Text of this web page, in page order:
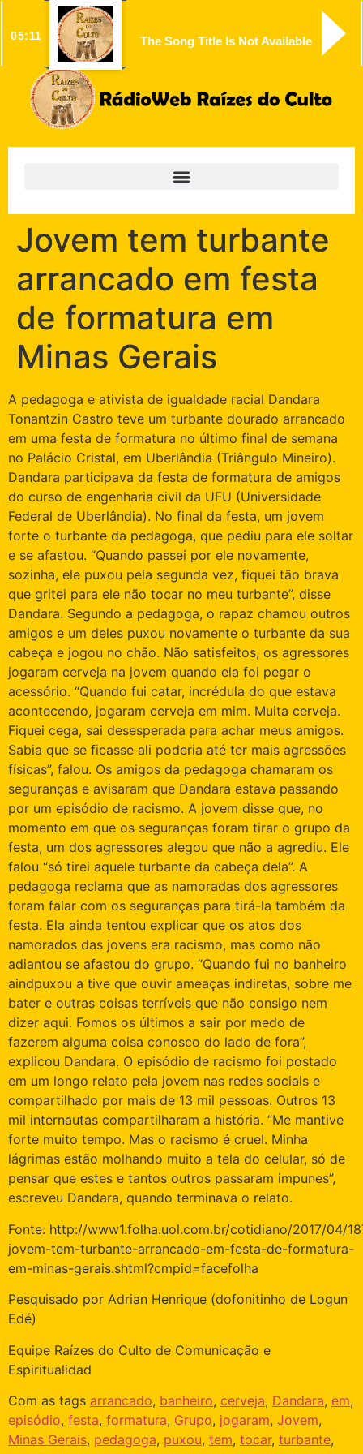
05:11 The Song Title Is Not Available
Jovem tem turbante
arrancado em festa
de formatura em
Minas Gerais
A pedagoga e ativista de igualdade racial Dandara
Tonantzin Castro teve um turbante dourado arrancado
em uma festa de formatura no último final de semana
no Palácio Cristal, em Uberlândia (Triângulo Mineiro).
Dandara participava da festa de formatura de amigos
do curso de engenharia civil da UFU (Universidade
Federal de Uberlândia). No final da festa, um jovem
forte o turbante da pedagoga, que pediu para ele soltar
e se afastou. “Quando passei por ele novamente,
sozinha, ele puxou pela segunda vez, fiquei tão brava
que gritei para ele não tocar no meu turbante”, disse
Dandara. Segundo a pedagoga, o rapaz chamou outros
amigos e um deles puxou novamente o turbante da sua
cabeça e jogou no chão. Não satisfeitos, os agressores
jogaram cerveja na jovem quando ela foi pegar o
acessório. “Quando fui catar, incrédula do que estava
acontecendo, jogaram cerveja em mim. Muita cerveja.
Fiquei cega, sai desesperada para achar meus amigos.
Sabia que se ficasse ali poderia até ter mais agressões
físicas”, falou. Os amigos da pedagoga chamaram os
seguranças e avisaram que Dandara estava passando
por um episódio de racismo. A jovem disse que, no
momento em que os seguranças foram tirar o grupo da
festa, um dos agressores alegou que não a agrediu. Ele
falou “só tirei aquele turbante da cabeça dela”. A
pedagoga reclama que as namoradas dos agressores
foram falar com os seguranças para tirá-la também da
festa. Ela ainda tentou explicar que os atos dos
namorados das jovens era racismo, mas como não
adiantou se afastou do grupo. “Quando fui no banheiro
aindpuxou a tive que ouvir ameaças indiretas, sobre me
bater e outras coisas terríveis que não consigo nem
dizer aqui. Fomos os últimos a sair por medo de
fazerem alguma coisa conosco do lado de fora”,
explicou Dandara. O episódio de racismo foi postado
em um longo relato pela jovem nas redes sociais e
compartilhado por mais de 13 mil pessoas. Outros 13
mil internautas compartilharam a história. “Me mantive
forte muito tempo. Mas o racismo é cruel. Minha
lágrimas estão molhando muito a tela do celular, só de
pensar que estes e tantos outros passaram impunes”,
escreveu Dandara, quando terminava o relato.
Fonte: http://www1.folha.uol.com.br/cotidiano/2017/04/
jovem-tem-turbante-arrancado-em-festa-de-formatura-
em-minas-gerais.shtml?cmpid=facefolha
Pesquisado por Adrian Henrique (dofonitinho de Logun
Edé)
Equipe Raízes do Culto de Comunicação e
Espiritualidad
Com as tags arrancado, banheiro, cerveja, Dandara, em,
episódio, festa, formatura, Grupo, jogaram, Jovem,
Minas Gerais, pedagoga, puxou, tem, tocar, turbante,